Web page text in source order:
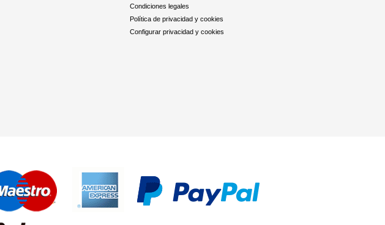
Condiciones legales
Política de privacidad y cookies
Configurar privacidad y cookies